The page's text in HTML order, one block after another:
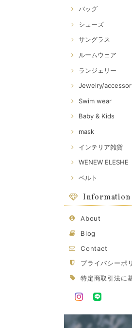
バッグ
シューズ
サングラス
ルームウェア
ランジェリー
Jewelry/
Swim wear
Baby & Kids
mask
インテリア雑貨
WENEW ELESHE
ベルト
Information
About
Blog
Contact
プライバシーポ
特定商取引法に